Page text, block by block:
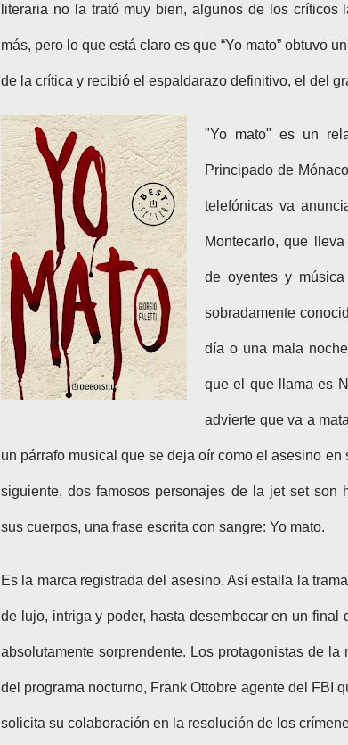
literaria no la trató muy bien, algunos de los
más, pero lo que está claro es que “Yo mato” obtuvo
de la crítica y recibió el espaldarazo definitivo, el del
"Yo mato" es un
Principado de
telefónicas va
Montecarlo, que
de oyentes y
sobradamente
día o una mala
que el que llama es
advierte que va a
un párrafo musical que se deja oír como el asesino
siguiente, dos famosos personajes de la jet set son
sus cuerpos, una frase escrita con sangre: Yo mato.
Es la marca registrada del asesino. Así estalla la
de lujo, intriga y poder, hasta desembocar en un
absolutamente sorprendente. Los protagonistas de
del programa nocturno, Frank Ottobre agente del FBI
solicita su colaboración en la resolución de los